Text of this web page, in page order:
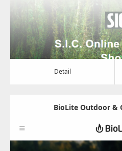
Detail
BioLite Outdoor &